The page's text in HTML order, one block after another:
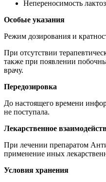
Непереносимость
Особые указания
Режим дозирования и
При отсутствии
также при появлении
врачу.
Передозировка
До настоящего времени
не поступала.
Лекарственное
При лечении препаратом
применение иных
Условия хранения